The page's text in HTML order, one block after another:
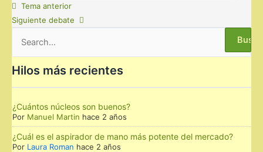
Tema anterior
Siguiente debate
por:
Hilos más recientes
¿Cuántos núcleos son buenos?
Por Manuel Martin hace 2 años
¿Cuál es el aspirador de mano más potente del mercado?
Por Laura Roman hace 2 años